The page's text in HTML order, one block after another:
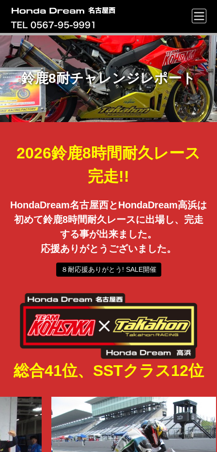
鈴鹿8耐チャレンジレポート
2026鈴鹿8時間耐久レース
完走!!
HondaDream名古屋西とHondaDream高浜は
初めて鈴鹿8時間耐久レースに出場し、完走
する事が出来ました。
応援ありがとうございました。
８耐応援ありがとう! SALE開催
総合41位、SSTクラス12位